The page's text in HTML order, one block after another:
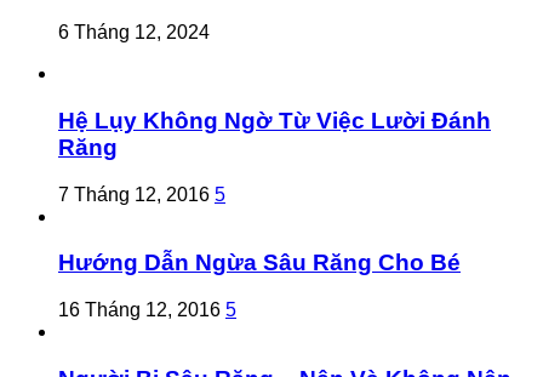
6 Tháng 12, 2024
Hệ Lụy Không Ngờ Từ Việc Lười Đánh
Răng
7 Tháng 12, 2016 5
Hướng Dẫn Ngừa Sâu Răng Cho Bé
16 Tháng 12, 2016 5